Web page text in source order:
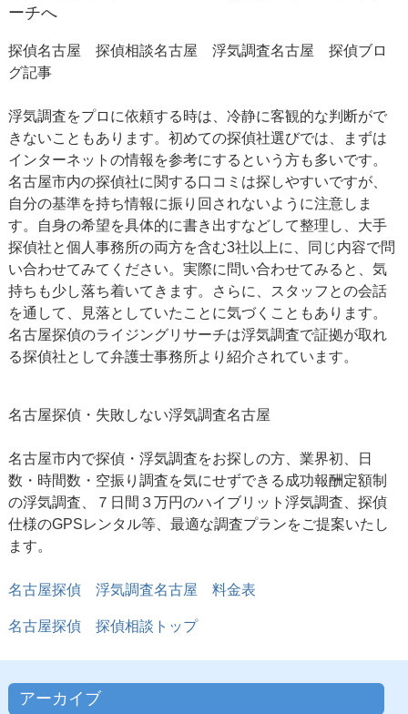
ーチへ
探偵名古屋 探偵相談名古屋 浮気調査名古屋 探偵ブロ
グ記事
浮気調査をプロに依頼する時は、冷静に客観的な判断がで
きないこともあります。初めての探偵社選びでは、まずは
インターネットの情報を参考にするという方も多いです。
名古屋市内の探偵社に関する口コミは探しやすいですが、
自分の基準を持ち情報に振り回されないように注意しま
す。自身の希望を具体的に書き出すなどして整理し、大手
探偵社と個人事務所の両方を含む3社以上に、同じ内容で問
い合わせてみてください。実際に問い合わせてみると、気
持ちも少し落ち着いてきます。さらに、スタッフとの会話
を通して、見落としていたことに気づくこともあります。
名古屋探偵のライジングリサーチは浮気調査で証拠が取れ
る探偵社として弁護士事務所より紹介されています。
名古屋探偵・失敗しない浮気調査名古屋
名古屋市内で探偵・浮気調査をお探しの方、業界初、日
数・時間数・空振り調査を気にせずできる成功報酬定額制
の浮気調査、７日間３万円のハイブリット浮気調査、探偵
仕様のGPSレンタル等、最適な調査プランをご提案いたし
ます。
名古屋探偵 浮気調査名古屋 料金表
名古屋探偵 探偵相談トップ
アーカイブ